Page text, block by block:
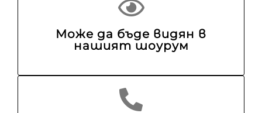
Може да бъде видян в
нашият шоурум